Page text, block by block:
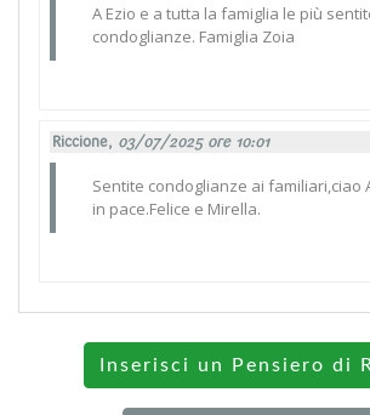
A Ezio e a tutta la famiglia le più
condoglianze. Famiglia Zoia
Riccione, 03/07/2025 ore 10:01
Sentite condoglianze ai familiari,ciao
in pace.Felice e Mirella.
Inserisci un Pensiero di